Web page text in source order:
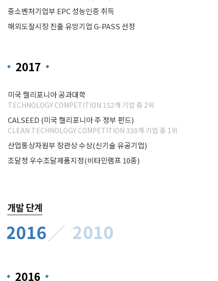
중소벤처기업부 EPC 성능인증 취득
해외도잘시장 진출 유망기업 G-PASS 선정
2017
미국 캘리포니아 공과대학
TECHNOLOGY COMPETITION 152개 기업 중 2위
CALSEED (미국 캘리포니아 주 정부 펀드)
CLEAN TECHNOLOGY COMPETITION 338개 기업 중 1위
산업통상자원부 장관상 수상(신기술 유공기업)
조달청 우수조달제품지정(비타민램프 10종)
개발 단계
2016 2010
2016